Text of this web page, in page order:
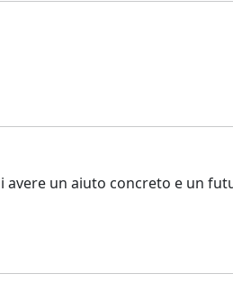
un aiuto concreto e un